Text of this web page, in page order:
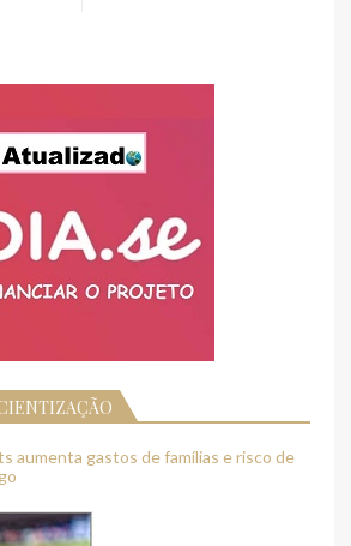
aumenta gastos de famílias e risco de